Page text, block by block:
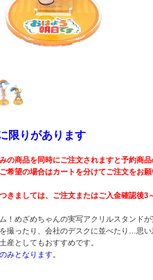
限りがあります
の商品を同時にご注文されますと予約商品
希望の場合はカートを分けてご注文をお願
きましては、ご注文またはご入金確認後3
！めざめちゃんの実写アクリルスタンド
撮ったり、会社のデスクに並べたり…思い
産としてもおすすめです。
みとなります。